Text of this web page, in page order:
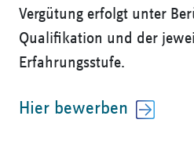
Vergütung erfolgt unter
Qualifikation und der
Erfahrungsstufe.
Hier bewerben